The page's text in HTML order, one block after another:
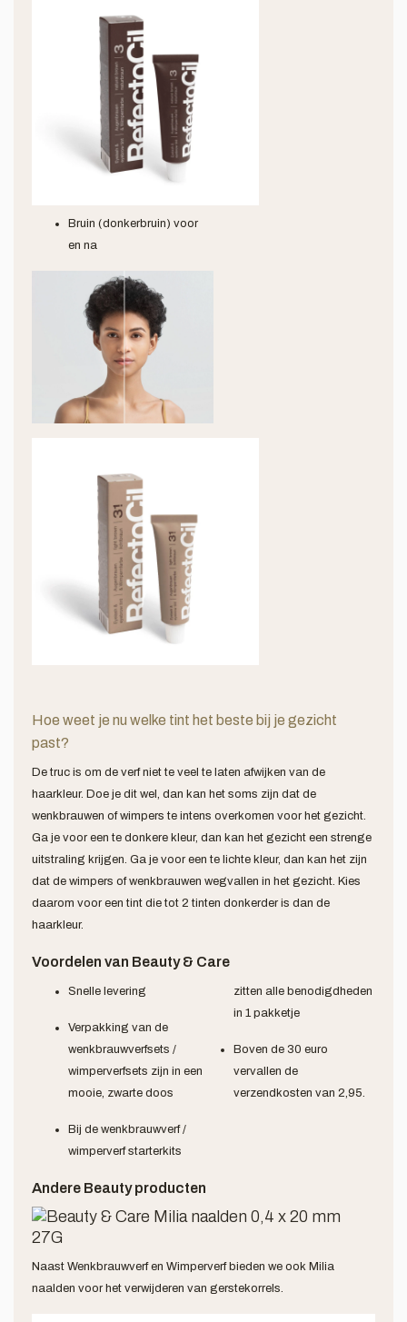
Bruin (donkerbruin) voor
en na
Hoe weet je nu welke tint het beste bij je gezicht
past?
De truc is om de verf niet te veel te laten afwijken van de
haarkleur. Doe je dit wel, dan kan het soms zijn dat de
wenkbrauwen of wimpers te intens overkomen voor het gezicht.
Ga je voor een te donkere kleur, dan kan het gezicht een strenge
uitstraling krijgen. Ga je voor een te lichte kleur, dan kan het zijn
dat de wimpers of wenkbrauwen wegvallen in het gezicht. Kies
daarom voor een tint die tot 2 tinten donkerder is dan de
haarkleur.
Voordelen van Beauty & Care
Snelle levering
Verpakking van de
wenkbrauwverfsets /
wimperverfsets zijn in een
mooie, zwarte doos
Bij de wenkbrauwverf /
wimperverf starterkits
zitten alle benodigdheden
in 1 pakketje
Boven de 30 euro
vervallen de
verzendkosten van 2,95.
Andere Beauty producten
Naast Wenkbrauwverf en Wimperverf bieden we ook Milia
naalden voor het verwijderen van gerstekorrels.